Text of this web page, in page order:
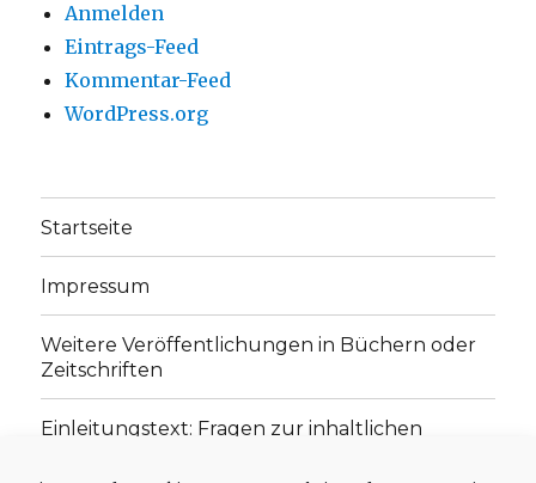
Anmelden
Eintrags-Feed
Kommentar-Feed
WordPress.org
Startseite
Impressum
Weitere Veröffentlichungen in Büchern oder
Zeitschriften
Einleitungstext: Fragen zur inhaltlichen